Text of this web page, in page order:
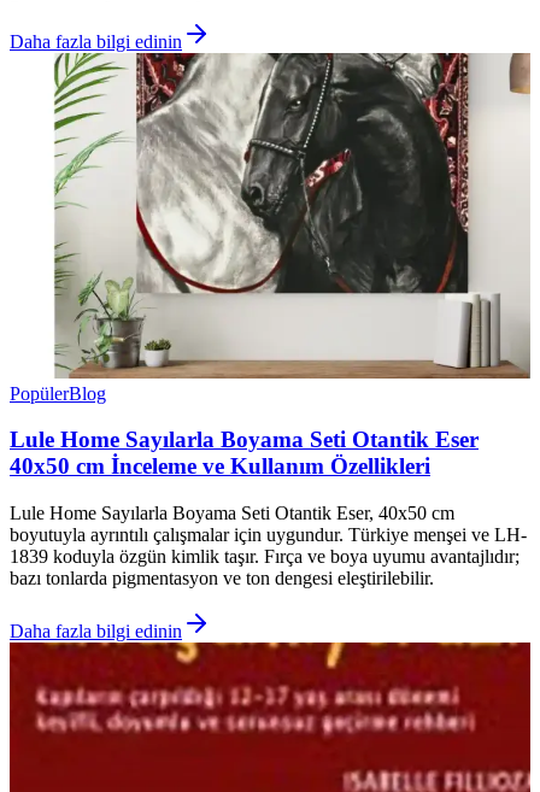
Daha fazla bilgi edinin
PopülerBlog
Lule Home Sayılarla Boyama Seti Otantik Eser
40x50 cm İnceleme ve Kullanım Özellikleri
Lule Home Sayılarla Boyama Seti Otantik Eser, 40x50 cm
boyutuyla ayrıntılı çalışmalar için uygundur. Türkiye menşei ve LH-
1839 koduyla özgün kimlik taşır. Fırça ve boya uyumu avantajlıdır;
bazı tonlarda pigmentasyon ve ton dengesi eleştirilebilir.
Daha fazla bilgi edinin